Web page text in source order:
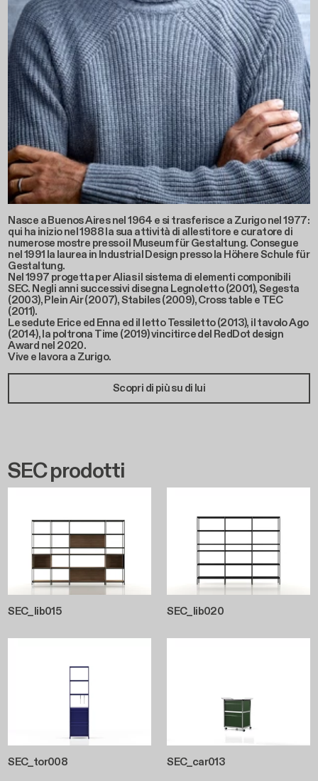
Nasce a Buenos Aires nel 1964 e si trasferisce a Zurigo nel 1977:
qui ha inizio nel 1988 la sua attività di allestitore e curatore di
numerose mostre presso il Museum für Gestaltung. Consegue
nel 1991 la laurea in Industrial Design presso la Höhere Schule für
Gestaltung.
Nel 1997 progetta per Alias il sistema di elementi componibili
SEC. Negli anni successivi disegna Legnoletto (2001), Segesta
(2003), Plein Air (2007), Stabiles (2009), Cross table e TEC
(2011).
Le sedute Erice ed Enna ed il letto Tessiletto (2013), il tavolo Ago
(2014), la poltrona Time (2019) vincitirce del RedDot design
Award nel 2020.
Vive e lavora a Zurigo.
Scopri di più su di lui
SEC prodotti
SEC_lib015 SEC_lib020
SEC_tor008 SEC_car013